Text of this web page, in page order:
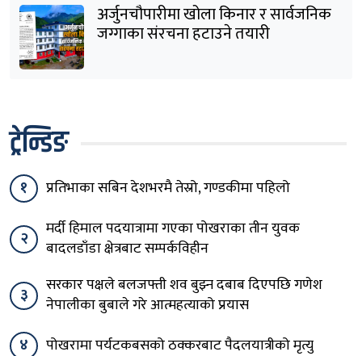
अर्जुनचौपारीमा खोला किनार र सार्वजनिक
जग्गाका संरचना हटाउने तयारी
ट्रेन्डिङ
१ प्रतिभाका सबिन देशभरमै तेस्रो, गण्डकीमा पहिलो
२
मर्दी हिमाल पदयात्रामा गएका पोखराका तीन युवक
बादलडाँडा क्षेत्रबाट सम्पर्कविहीन
३
सरकार पक्षले बलजफ्ती शव बुझ्न दबाब दिएपछि गणेश
नेपालीका बुबाले गरे आत्महत्याको प्रयास
४
पोखरामा पर्यटकबसको ठक्करबाट पैदलयात्रीको मृत्यु